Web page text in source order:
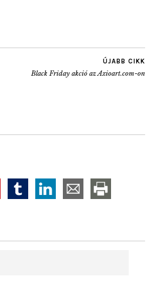
ÚJABB CIKK
Black Friday akció az Axioart.com-on